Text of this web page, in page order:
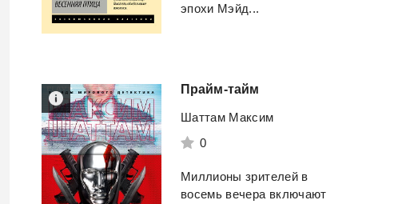
эпохи Мэйд...
Прайм-тайм
Шаттам Максим
0
Миллионы зрителей в
восемь вечера включают